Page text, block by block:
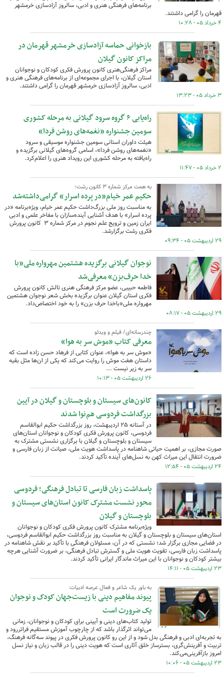
برنامه‌های فرهنگی هنری و ادبی، سالروز آزادسازی خرمشهر
قهرمان را گرامی داشتند.
۴ خرداد ۰۵ - ۱۰:۲۸
بازخوانی حماسه‌ آزادسازی خرمشهر قهرمان در
مراکز کانون گیلان
مراکز فرهنگی‌هنری کانون پرورش فکری کودکان و نوجوانان
استان گیلان، با اجرای مجموعه‌ای از برنامه‌های فرهنگی هنری و
ادبی، سالروز آزادسازی خرمشهر قهرمان را گرامی داشتند.
۳ خرداد ۰۵ - ۱۳:۲۳
راه‌یابی ۶ گروه سرود گیلانی به مرحله کشوری
سومین جشنواره «نغمه‌های روشن فردا»
هیئت داوران استانی سومین جشنواره موسیقی و سرود
«نغمه‌های روشن فردا»، اسامی گروه‌های گیلانی برگزیده و
راه‌یافته به مرحله کشوری این رویداد هنری را اعلام‌کرد.
۲ خرداد ۰۵ - ۱۱:۴۷
به همت مرکز شماره ۳ کانون رشت؛
حکیم عمر خیام«در پرده اسرار» گرامی‌داشته‌شد
به مناسبت روز ملی بزرگ‌داشت حکیم عمر خیام، ویژه‌برنامه ‌«در
پرده اسرار» با هدف آشنایی آینده‌سازان با مفاخر علمی و ادبی
ایران زمین و ترویج علم نجوم در مرکز شماره ۳ کانون پرورش
فکری رشت برگزارشد.
۲۹ اردیبهشت ۰۵ - ۰۹:۳۴
نوجوان گیلانی برگزیده هشتمین مهرواره ملی«با
خدا حرف‌بزن» معرفی‌شد
فاطمه حبیبی، عضو مرکز فرهنگی هنری تالش کانون پرورش
فکری استان گیلان عنوان برگزیده بخش شعر نوجوان هشتمین
مهرواره ملی«باخدا حرف بزن» را به خود اختصاص‌داد.
۲۹ اردیبهشت ۰۵ - ۰۸:۱۷
چندرسانه‌ای/ فیلم و ویدئو
معرفی کتاب «موش سر به هوا»
«موش سر به هوا»،‌ عنوان کتابی از فرهاد حسن زاده است که
داستان هفت موش را روایت می‌کند که یکی از ان‌ها مثل بقیه
سر به زیر نیست ...
۲۶ اردیبهشت ۰۵ - ۱۰:۱۳
کانون‌های سیستان و بلوچستان و گیلان در آیین
بزرگداشت فردوسی هم‌نوا شدند
در آستانه ۲۵ اردیبهشت، روز بزرگداشت حکیم ابوالقاسم
فردوسی، کانون پرورش فکری کودکان و نوجوانان استان‌های
سیستان و بلوچستان و گیلان با برگزاری نشستی مشترک به
صورت مجازی، بر اهمیت حیاتی شاهنامه در پاسداشت هویت ملی، صیانت از زبان فارسی و
ضرورت انتقال این میراث کهن به نسل‌های آینده تأکید کردند.
۲۴ اردیبهشت ۰۵ - ۱۲:۵۴
پاسداشت زبان فارسی تا تبادل فرهنگی؛ فردوسی
محور نشست مشترک کانون استان‌های سیستان و
بلوچستان و گیلان
ویژه‌برنامه مشترک کانون پرورش فکری کودکان و نوجوانان
استان‌های سیستان‌ و بلوچستان و گیلان به مناسبت روز بزرگداشت حکیم ابوالقاسم فردوسی،
در فضایی مجازی برگزار شد؛ نشستی که در آن، مسئولان فرهنگی با تأکید بر نقش شاهنامه در
پاسداشت زبان فارسی، تقویت هویت ملی و گسترش تبادل فرهنگی، بر ضرورت آشنایی هرچه
بیشتر کودکان و نوجوانان با این میراث ماندگار ایرانی تأکید کردند.
۲۳ اردیبهشت ۰۵ - ۱۴:۱۱
به باور یک شاعر و فعال عرصه ادبیات:
پیوند مفاهیم دینی با زیست‌جهان کودک و نوجوان
یک ضرورت است
تولید کتاب‌های دینی و آیینی برای کودکان و نوجوانان، زمانی
می‌تواند اثرگذار باشد که از چارچوب آموزش مستقیم فراتررود و
به تجربه‌ای ادبی و فرهنگی بدل شود و از این رو کانون پرورش فکری در پیوند سه‌گانه‌ فرهنگ،
تربیت و آفرینش‌گری، بسترساز خلق آثاری است که هویت دینی را در قالب زبان و نیاز نسل
امروز بازآفرینی‌می‌کند.
۲۳ اردیبهشت ۰۵ - ۱۰:۰۶